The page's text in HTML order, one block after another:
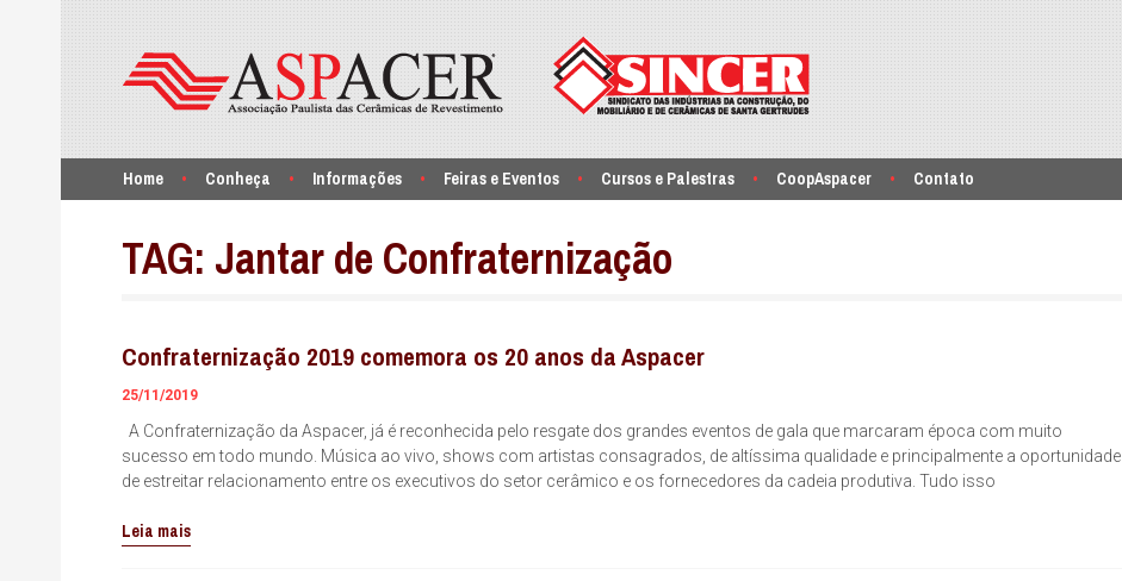
Home Conheça Informações Feiras e Eventos Cursos e Palestras CoopAspacer Contato
TAG: Jantar de Confraternização
Confraternização 2019 comemora os 20 anos da Aspacer
25/11/2019
A Confraternização da Aspacer, já é reconhecida pelo resgate dos grandes eventos de gala que marcaram época com muito
sucesso em todo mundo. Música ao vivo, shows com artistas consagrados, de altíssima qualidade e principalmente a oportunidade
de estreitar relacionamento entre os executivos do setor cerâmico e os fornecedores da cadeia produtiva. Tudo isso
Leia mais